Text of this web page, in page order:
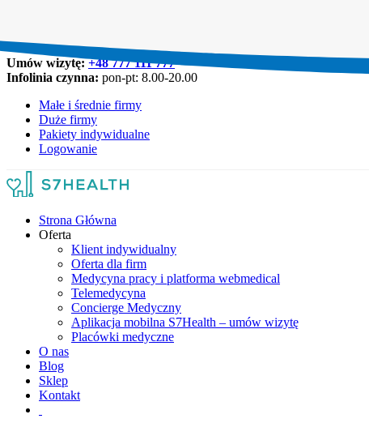
Umów wizytę:+48 777 111 777
Infolinia czynna: pon-pt: 8.00-20.00
Małe i średnie firmy
Duże firmy
Pakiety indywidualne
Logowanie
Strona Główna
Oferta
Klient indywidualny
Oferta dla firm
Medycyna pracy i platforma webmedical
Telemedycyna
Concierge Medyczny
Aplikacja mobilna S7Health – umów wizytę
Placówki medyczne
O nas
Blog
Sklep
Kontakt